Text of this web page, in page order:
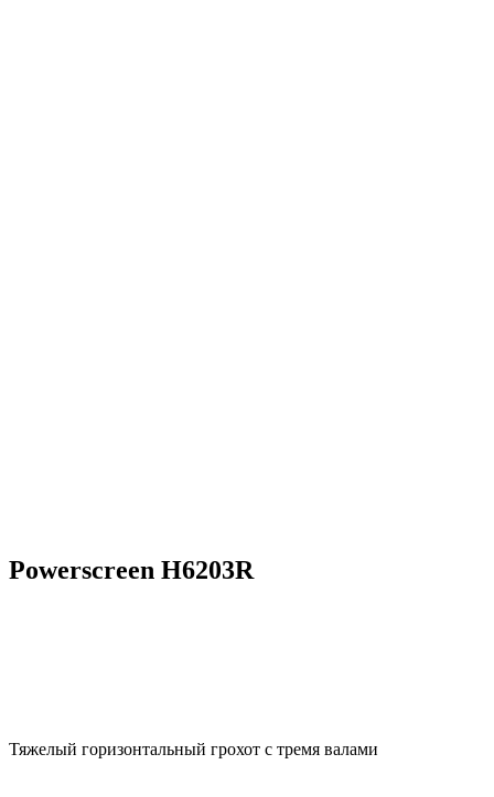
Powerscreen H6203R
Тяжелый горизонтальный грохот с тремя валами